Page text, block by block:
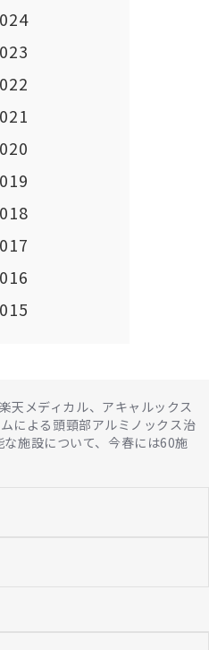
天メディカル、アキャルックス
による頭頸部アルミノックス治
施設について、今春には60施